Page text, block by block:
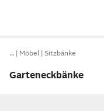
… Möbel Sitzbänke
Garteneckbänke